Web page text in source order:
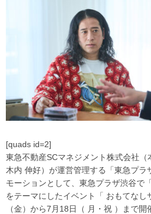
[quads id=2]
東急不動産SCマネジメント株式会社（
木内 伸好）が運営管理する「東急プラ
モーションとして、東急プラザ渋谷で
をテーマにしたイベント「 おもてなし
（金）から7月18日（ 月・祝 ）まで